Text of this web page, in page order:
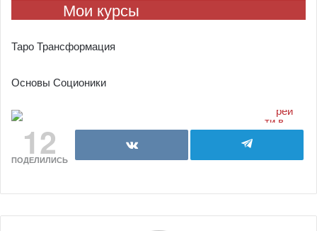
Мои курсы
Таро Трансформация
Основы Соционики
12
ПОДЕЛИЛИСЬ